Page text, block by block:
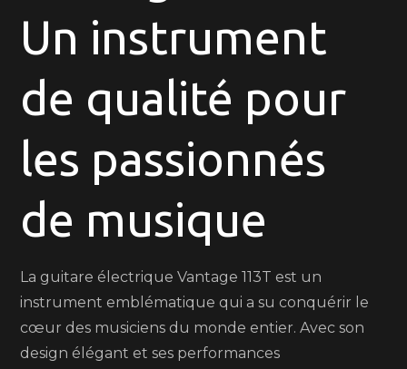
Sonorités
et
performances
exceptionnelles
Un instrument
de qualité pour
les passionnés
de musique
La guitare électrique Vantage 113T est un
instrument emblématique qui a su conquérir le
cœur des musiciens du monde entier. Avec son
design élégant et ses performances